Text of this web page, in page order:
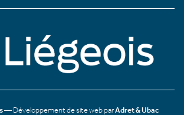
— Développement de site web parAdret & Ubac